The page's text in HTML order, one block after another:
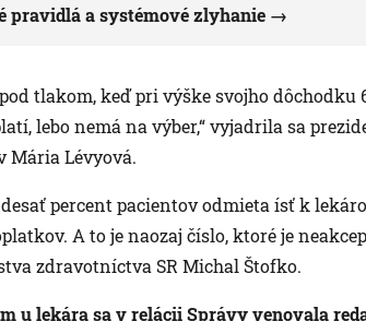
pravidlá a systémové zlyhanie
tlakom, keď pri výške svojho dôchodku
lebo nemá na výber,“ vyjadrila sa
Mária Lévyová.
percent pacientov odmieta ísť k
A to je naozaj číslo, ktoré je
zdravotníctva SR Michal Štofko.
u lekára sa vrelácii Správyvenovala